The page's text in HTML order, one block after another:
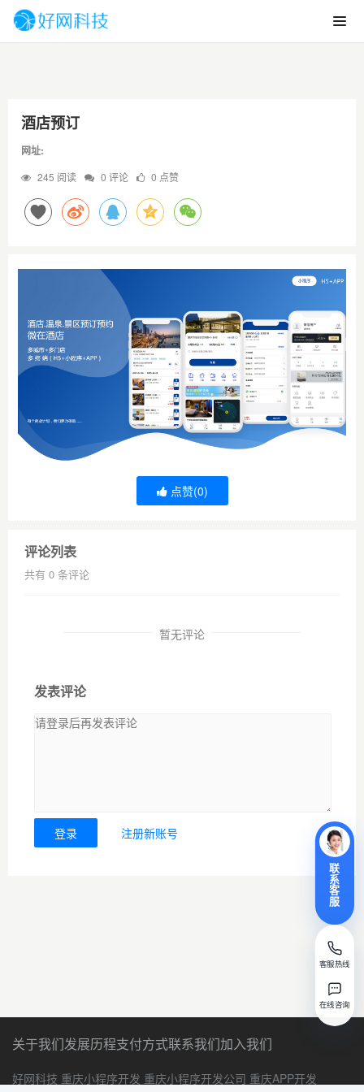
酒店预订
网址:
245 阅读 0 评论 0 点赞
点赞(0)
评论列表
共有 0 条评论
暂无评论
发表评论
登录 注册新账号
联
系
客
服
客服热线
在线咨询
关于我们发展历程支付方式联系我们加入我们
好网科技 重庆小程序开发 重庆小程序开发公司 重庆APP开发